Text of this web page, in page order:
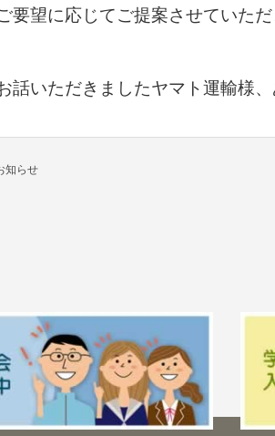
要望に応じてご提案させていた
話いただきましたヤマト運輸様
知らせ